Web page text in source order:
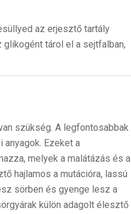
az erjesztő tartály
tárol el a sejtfalban,
szükség. A legfontosabbak
Ezeket a
melyek a malátázás és a
hajlamos a mutációra, lassú
sörben és gyenge lesz a
külön adagolt élesztő